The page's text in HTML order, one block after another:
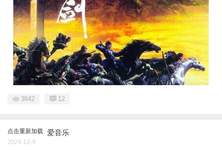
3842 12
点击重新加载 爱音乐
2024-12-9